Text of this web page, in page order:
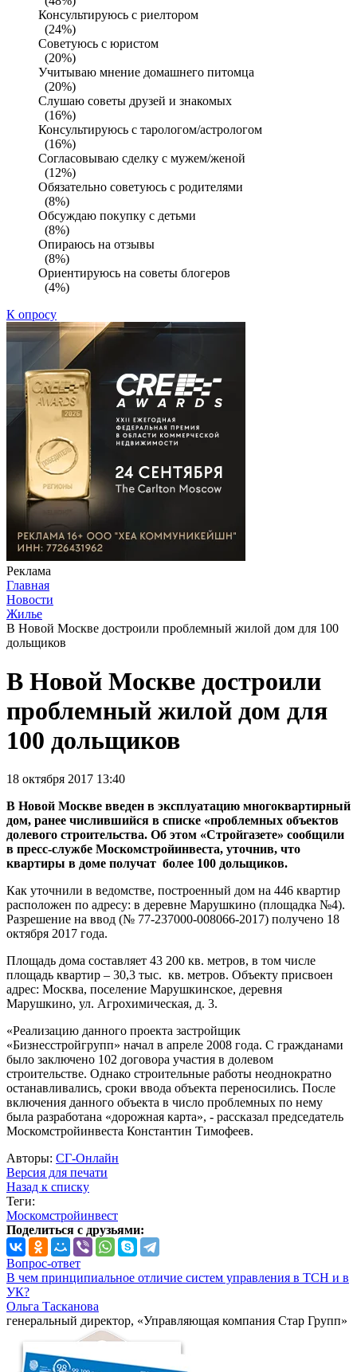
Консультируюсь с риелтором
(24%)
Советуюсь с юристом
(20%)
Учитываю мнение домашнего питомца
(20%)
Слушаю советы друзей и знакомых
(16%)
Консультируюсь с тарологом/астрологом
(16%)
Согласовываю сделку с мужем/женой
(12%)
Обязательно советуюсь с родителями
(8%)
Обсуждаю покупку с детьми
(8%)
Опираюсь на отзывы
(8%)
Ориентируюсь на советы блогеров
(4%)
К опросу
Реклама
Главная
Новости
Жилье
В Новой Москве достроили проблемный жилой дом для 100
дольщиков
В Новой Москве достроили
проблемный жилой дом для
100 дольщиков
18 октября 2017 13:40
В Новой Москве введен в эксплуатацию многоквартирный
дом, ранее числившийся в списке «проблемных объектов
долевого строительства. Об этом «Стройгазете» сообщили
в пресс-службе Москомстройинвеста, уточнив, что
квартиры в доме получат более 100 дольщиков.
Как уточнили в ведомстве, построенный дом на 446 квартир
расположен по адресу: в деревне Марушкино (площадка №4).
Разрешение на ввод (№ 77-237000-008066-2017) получено 18
октября 2017 года.
Площадь дома составляет 43 200 кв. метров, в том числе
площадь квартир – 30,3 тыс. кв. метров. Объекту присвоен
адрес: Москва, поселение Марушкинское, деревня
Марушкино, ул. Агрохимическая, д. 3.
«Реализацию данного проекта застройщик
«Бизнесстройгрупп» начал в апреле 2008 года. С гражданами
было заключено 102 договора участия в долевом
строительстве. Однако строительные работы неоднократно
останавливались, сроки ввода объекта переносились. После
включения данного объекта в число проблемных по нему
была разработана «дорожная карта», - рассказал председатель
Москомстройинвеста Константин Тимофеев.
Авторы: СГ-Онлайн
Версия для печати
Назад к списку
Теги:
Москомстройинвест
Поделиться с друзьями:
Вопрос-ответ
В чем принципиальное отличие систем управления в ТСН и в
УК?
Ольга Тасканова
генеральный директор, «Управляющая компания Стар Групп»